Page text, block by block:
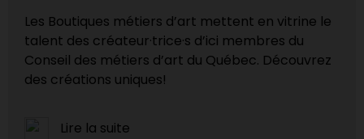
Les Boutiques métiers d’art mettent en vitrine le
talent des créateur·trice·s d’ici membres du
Conseil des métiers d’art du Québec. Découvrez
des créations uniques!
Lire la suite